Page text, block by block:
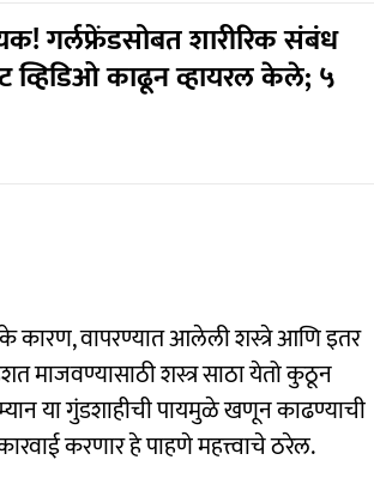
गर्लफ्रेंडसोबत शारीरिक संबंध
व्हिडिओ काढून व्हायरल केले; ५
कारण, वापरण्यात आलेली शस्त्रे आणि इतर
माजवण्यासाठी शस्त्र साठा येतो कुठून
या गुंडशाहीची पायमुळे खणून काढण्याची
करणार हे पाहणे महत्त्वाचे ठरेल.